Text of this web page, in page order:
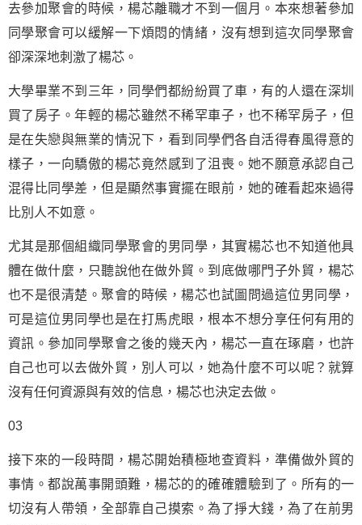
去參加聚會的時候，楊芯離職才不到一個月。本來想著參加
同學聚會可以緩解一下煩悶的情緒，沒有想到這次同學聚會
卻深深地刺激了楊芯。
大學畢業不到三年，同學們都紛紛買了車，有的人還在深圳
買了房子。年輕的楊芯雖然不稀罕車子，也不稀罕房子，但
是在失戀與無業的情況下，看到同學們各自活得春風得意的
樣子，一向驕傲的楊芯竟然感到了沮喪。她不願意承認自己
混得比同學差，但是顯然事實擺在眼前，她的確看起來過得
比別人不如意。
尤其是那個組織同學聚會的男同學，其實楊芯也不知道他具
體在做什麼，只聽說他在做外貿。到底做哪門子外貿，楊芯
也不是很清楚。聚會的時候，楊芯也試圖問過這位男同學，
可是這位男同學也是在打馬虎眼，根本不想分享任何有用的
資訊。參加同學聚會之後的幾天內，楊芯一直在琢磨，也許
自己也可以去做外貿，別人可以，她為什麼不可以呢？就算
沒有任何資源與有效的信息，楊芯也決定去做。
03
接下來的一段時間，楊芯開始積極地查資料 ，準備做外貿的
事情。都說萬事開頭難，楊芯的的確確體驗到了。所有的一
切沒有人帶領，全部靠自己摸索。為了掙大錢，為了在前男